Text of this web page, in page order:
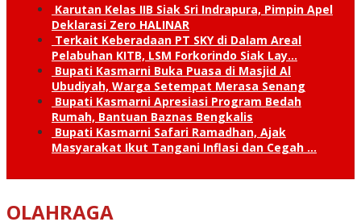
Karutan Kelas IIB Siak Sri Indrapura, Pimpin Apel
Deklarasi Zero HALINAR
Terkait Keberadaan PT SKY di Dalam Areal
Pelabuhan KITB, LSM Forkorindo Siak Lay…
Bupati Kasmarni Buka Puasa di Masjid Al
Ubudiyah, Warga Setempat Merasa Senang
Bupati Kasmarni Apresiasi Program Bedah
Rumah, Bantuan Baznas Bengkalis
Bupati Kasmarni Safari Ramadhan, Ajak
Masyarakat Ikut Tangani Inflasi dan Cegah …
OLAHRAGA